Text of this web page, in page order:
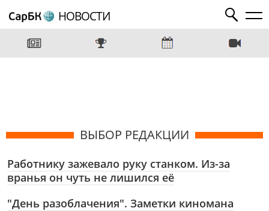
НОВОСТИ
ВЫБОР РЕДАКЦИИ
Работнику зажевало руку станком. Из-за
вранья он чуть не лишился её
"День разоблачения". Заметки киномана